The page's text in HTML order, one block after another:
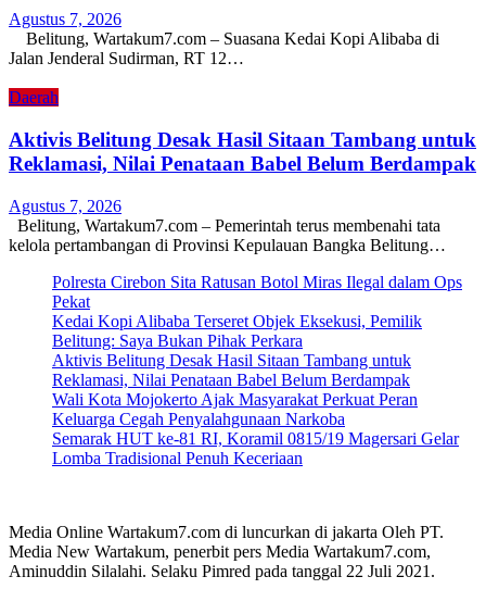
Agustus 7, 2026
Belitung, Wartakum7.com – Suasana Kedai Kopi Alibaba di
Jalan Jenderal Sudirman, RT 12…
Daerah
Aktivis Belitung Desak Hasil Sitaan Tambang untuk
Reklamasi, Nilai Penataan Babel Belum Berdampak
Agustus 7, 2026
Belitung, Wartakum7.com – Pemerintah terus membenahi tata
kelola pertambangan di Provinsi Kepulauan Bangka Belitung…
Polresta Cirebon Sita Ratusan Botol Miras Ilegal dalam Ops
Pekat
Kedai Kopi Alibaba Terseret Objek Eksekusi, Pemilik
Belitung: Saya Bukan Pihak Perkara
Aktivis Belitung Desak Hasil Sitaan Tambang untuk
Reklamasi, Nilai Penataan Babel Belum Berdampak
Wali Kota Mojokerto Ajak Masyarakat Perkuat Peran
Keluarga Cegah Penyalahgunaan Narkoba
Semarak HUT ke-81 RI, Koramil 0815/19 Magersari Gelar
Lomba Tradisional Penuh Keceriaan
Media Online Wartakum7.com di luncurkan di jakarta Oleh PT.
Media New Wartakum, penerbit pers Media Wartakum7.com,
Aminuddin Silalahi. Selaku Pimred pada tanggal 22 Juli 2021.